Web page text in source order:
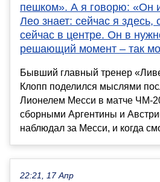
пешком». А я говорю: «Он
Лео знает: сейчас я здесь,
сейчас в центре. Он в
решающий момент – так
Бывший главный тренер
Клопп поделился мыслями
Лионелем Месси в матче ЧМ-
сборными Аргентины и
наблюдал за Месси, и когда
22:21, 17 Апр